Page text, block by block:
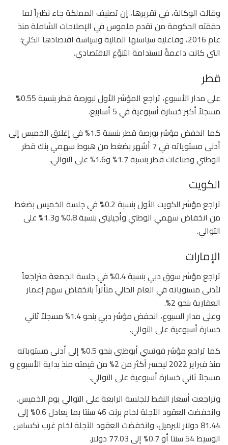
وقالت الوكالة، في تقريرها، إن تصنيف المملكة جاء نظيراً لما
حققته الحكومة من تقدم ملموس في الإصلاحات الشاملة منذ
عام 2016، وفاعلية سياستها المالية وسياسة اقتصادها الكليّ؛
التي كانت داعمةً لاستدامة التنوّع الاقتصادي.
قطر
على مدار الأسبوع، تراجع المؤشر الأول لبورصة قطر بنسبة 0.55%
مسجلاً أكبر خسارة أسبوعية في 5 أسابيع.
كما انخفض مؤشر بورصة قطر بنسبة 1.5% في إغلاق الخميس إلى
أدنى مستوياته في 7 أشهر بضغط من هبوط سهمي بنك قطر
الوطني وصناعات قطر بنسبة 1.7% و1.6% على التوالي.
الكويت
تراجع مؤشر الكويت الأول بنسبة 0.2% في جلسة الخميس بضغط
من انخفاض سهمي الوطني وأجيليتي بنسبة 0.8% و1.3% على
التوالي.
الإمارات
تراجع مؤشر سوق دبي بنسبة 0.4% في جلسة الجمعة متراجعاً
لأدنى مستوياته في العام الحالي متأثراً بانخفاض سهم إعمار
العقارية بنحو 2%.
وعلى مدار السبوع، انخفض مؤشر دبي بنحو 1.4% مسجلاً ثاني
خسارة أسبوعية على التوالي.
كما تراجع مؤشر فوتسي أبوظبي بنحو 0.5% إلى أدنى مستوياته
منذ فبراير 2022 ليخسر أكثر من 2% من قيمته منذ بداية الأسبوع و
مسجلاً ثاني خسارة أسبوعية على التوالي.
وتراجعت أسعار النفط للجلسة الرابعة على التوالي يوم الخميس.
وانخفضت العقود الآجلة لخام برنت 46 سنتا بما يعادل 0.6% إلى
81.44 دولار للبرميل، وانخفضت العقود الآجلة لخام غرب تكساس
الوسيط 54 سنتا أو 0.7% إلى 77.03 دولار.